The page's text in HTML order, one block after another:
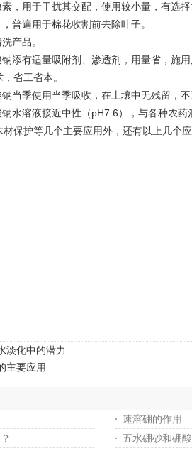
用于干扰其交配，使用较小量，有选择
遍用于棉花收割前去除叶子。
产品。
有适量吸附剂、渗透剂，用量省，施用
省工省本。
季使用当季吸收，在土壤中无残留，
溶液接近中性（pH7.6），与各种农药
护等几个主要应用外，还有以上几个
淡化中的潜力
主要应用
速溶硼的作用
五水硼砂和硼